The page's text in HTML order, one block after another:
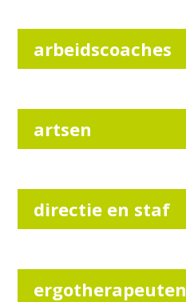
arbeidscoaches
artsen
directie en staf
ergotherapeuten